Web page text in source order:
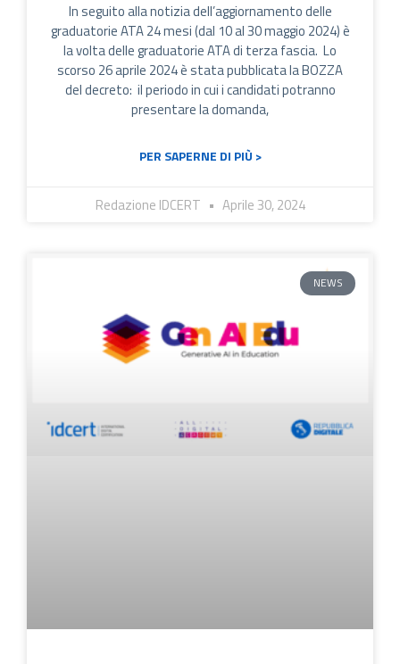
In seguito alla notizia dell’aggiornamento delle
graduatorie ATA 24 mesi (dal 10 al 30 maggio 2024) è
la volta delle graduatorie ATA di terza fascia. Lo
scorso 26 aprile 2024 è stata pubblicata la BOZZA
del decreto: il periodo in cui i candidati potranno
presentare la domanda,
PER SAPERNE DI PIÙ >
Redazione IDCERT Aprile 30, 2024
NEWS